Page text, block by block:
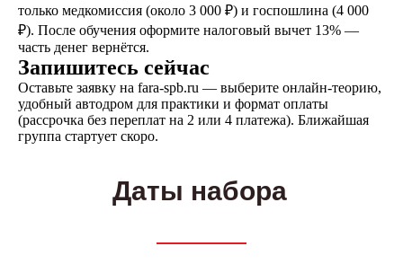
только медкомиссия (около 3 000 ₽) и госпошлина (4 000
₽). После обучения оформите налоговый вычет 13% —
часть денег вернётся.
Запишитесь сейчас
Оставьте заявку на fara-spb.ru — выберите онлайн-теорию,
удобный автодром для практики и формат оплаты
(рассрочка без переплат на 2 или 4 платежа). Ближайшая
группа стартует скоро.
Даты набора
Написать в ВКонтакте
Написать в телеграм